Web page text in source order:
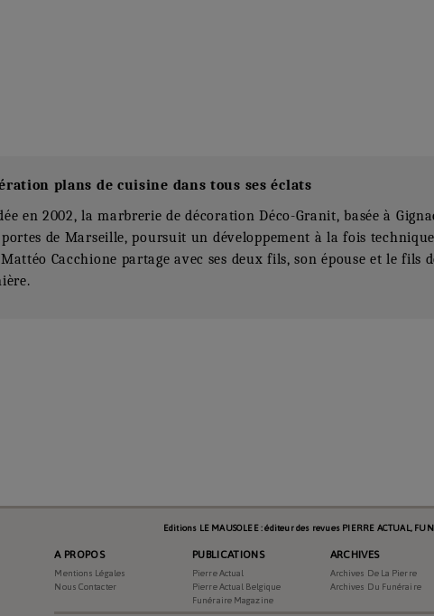
plans de cuisine dans tous ses éclats
en 2002, la marbrerie de décoration Déco-Granit, basée à
de Marseille, poursuit un développement à la fois
Cacchione partage avec ses deux fils, son épouse et le fils
Du Produit Articles
Du Produit 2022/05/01
Editions LE MAUSOLEE : éditeur des revues PIERRE ACTUAL,
A PROPOS
Mentions Légales
Nous Contacter
PUBLICATIONS
Pierre Actual
Pierre Actual Belgique
Funéraire Magazine
ARCHIVES
Archives De La Pierre
Archives Du Funéraire